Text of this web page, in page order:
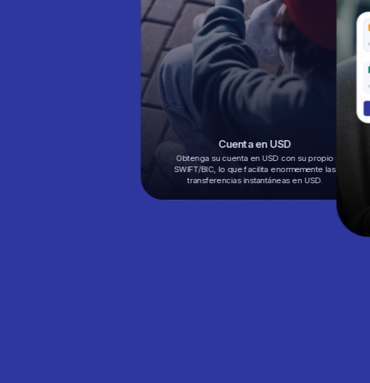
Cuenta en USD
Obtenga su cuenta en USD con su propio
SWIFT/BIC, lo que facilita enormemente las
transferencias instantáneas en USD.